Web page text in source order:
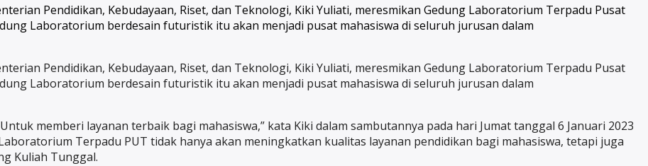
Pendidikan, Kebudayaan, Riset, dan Teknologi, Kiki Yuliati, meresmikan Gedung Laboratorium Terpadu Pusat
Laboratorium berdesain futuristik itu akan menjadi pusat mahasiswa di seluruh jurusan dalam
Pendidikan, Kebudayaan, Riset, dan Teknologi, Kiki Yuliati, meresmikan Gedung Laboratorium Terpadu Pusat
Laboratorium berdesain futuristik itu akan menjadi pusat mahasiswa di seluruh jurusan dalam
memberi layanan terbaik bagi mahasiswa,” kata Kiki dalam sambutannya pada hari Jumat tanggal 6 Januari 2023
Terpadu PUT tidak hanya akan meningkatkan kualitas layanan pendidikan bagi mahasiswa, tetapi juga
Kuliah Tunggal.